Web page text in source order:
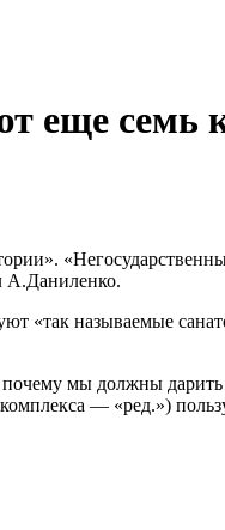
еще
А.Даниленко.
«так называемые
почему мы должны
— «ред.»)